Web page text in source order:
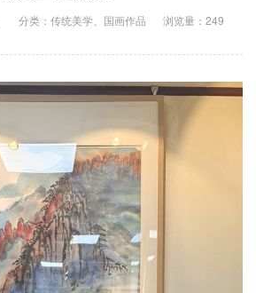
分类： 传统美学、 国画作品 浏览量：249